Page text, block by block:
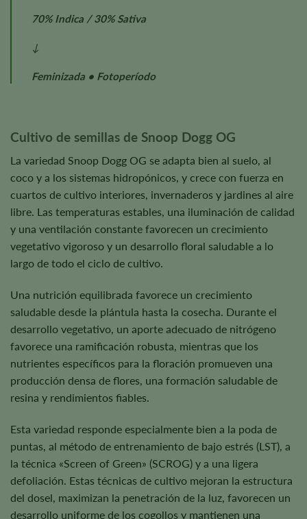
70% Indica / 30% Sativa
↓
Feminizada • Fotoperíodo
Cultivo de semillas de Snoop Dogg OG
La variedad Snoop Dogg OG se adapta bien al suelo, al
coco y a los sistemas hidropónicos, y crece con fuerza en
cuartos de cultivo interiores, invernaderos y jardines al aire
libre. Las temperaturas estables, una iluminación de calidad
y una ventilación constante favorecen un crecimiento
vegetativo vigoroso y un desarrollo floral saludable a lo
largo de todo el ciclo de cultivo.
Una nutrición equilibrada favorece un crecimiento
saludable desde la plántula hasta la cosecha. Durante el
desarrollo vegetativo, un aporte adecuado de nitrógeno
favorece una ramificación robusta, mientras que los
nutrientes específicos para la floración promueven una
producción densa de flores, una formación saludable de
resina y rendimientos fiables.
Esta variedad responde especialmente bien a la poda de
puntas, al método de entrenamiento de bajo estrés (LST), a
la técnica «Screen of Green» (SCROG) y a una ligera
defoliación. Estas técnicas de cultivo mejoran la estructura
del dosel, maximizan la penetración de la luz, favorecen un
desarrollo uniforme de los cogollos y mantienen una